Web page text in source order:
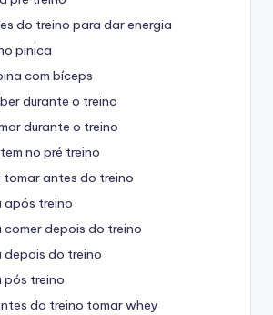
do treino para dar energia
pinica
com bíceps
durante o treino
durante o treino
no pré treino
antes do treino
após treino
depois do treino
do treino
pós treino
do treino tomar whey